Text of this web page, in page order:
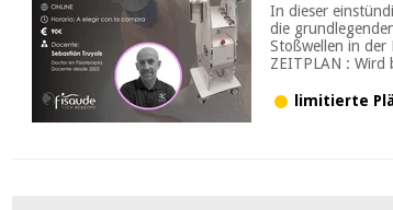
In dieser
die
Stoßwellen in der
ZEITPLAN : Wird
limitierte